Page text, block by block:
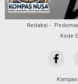
Redaksi
Kode